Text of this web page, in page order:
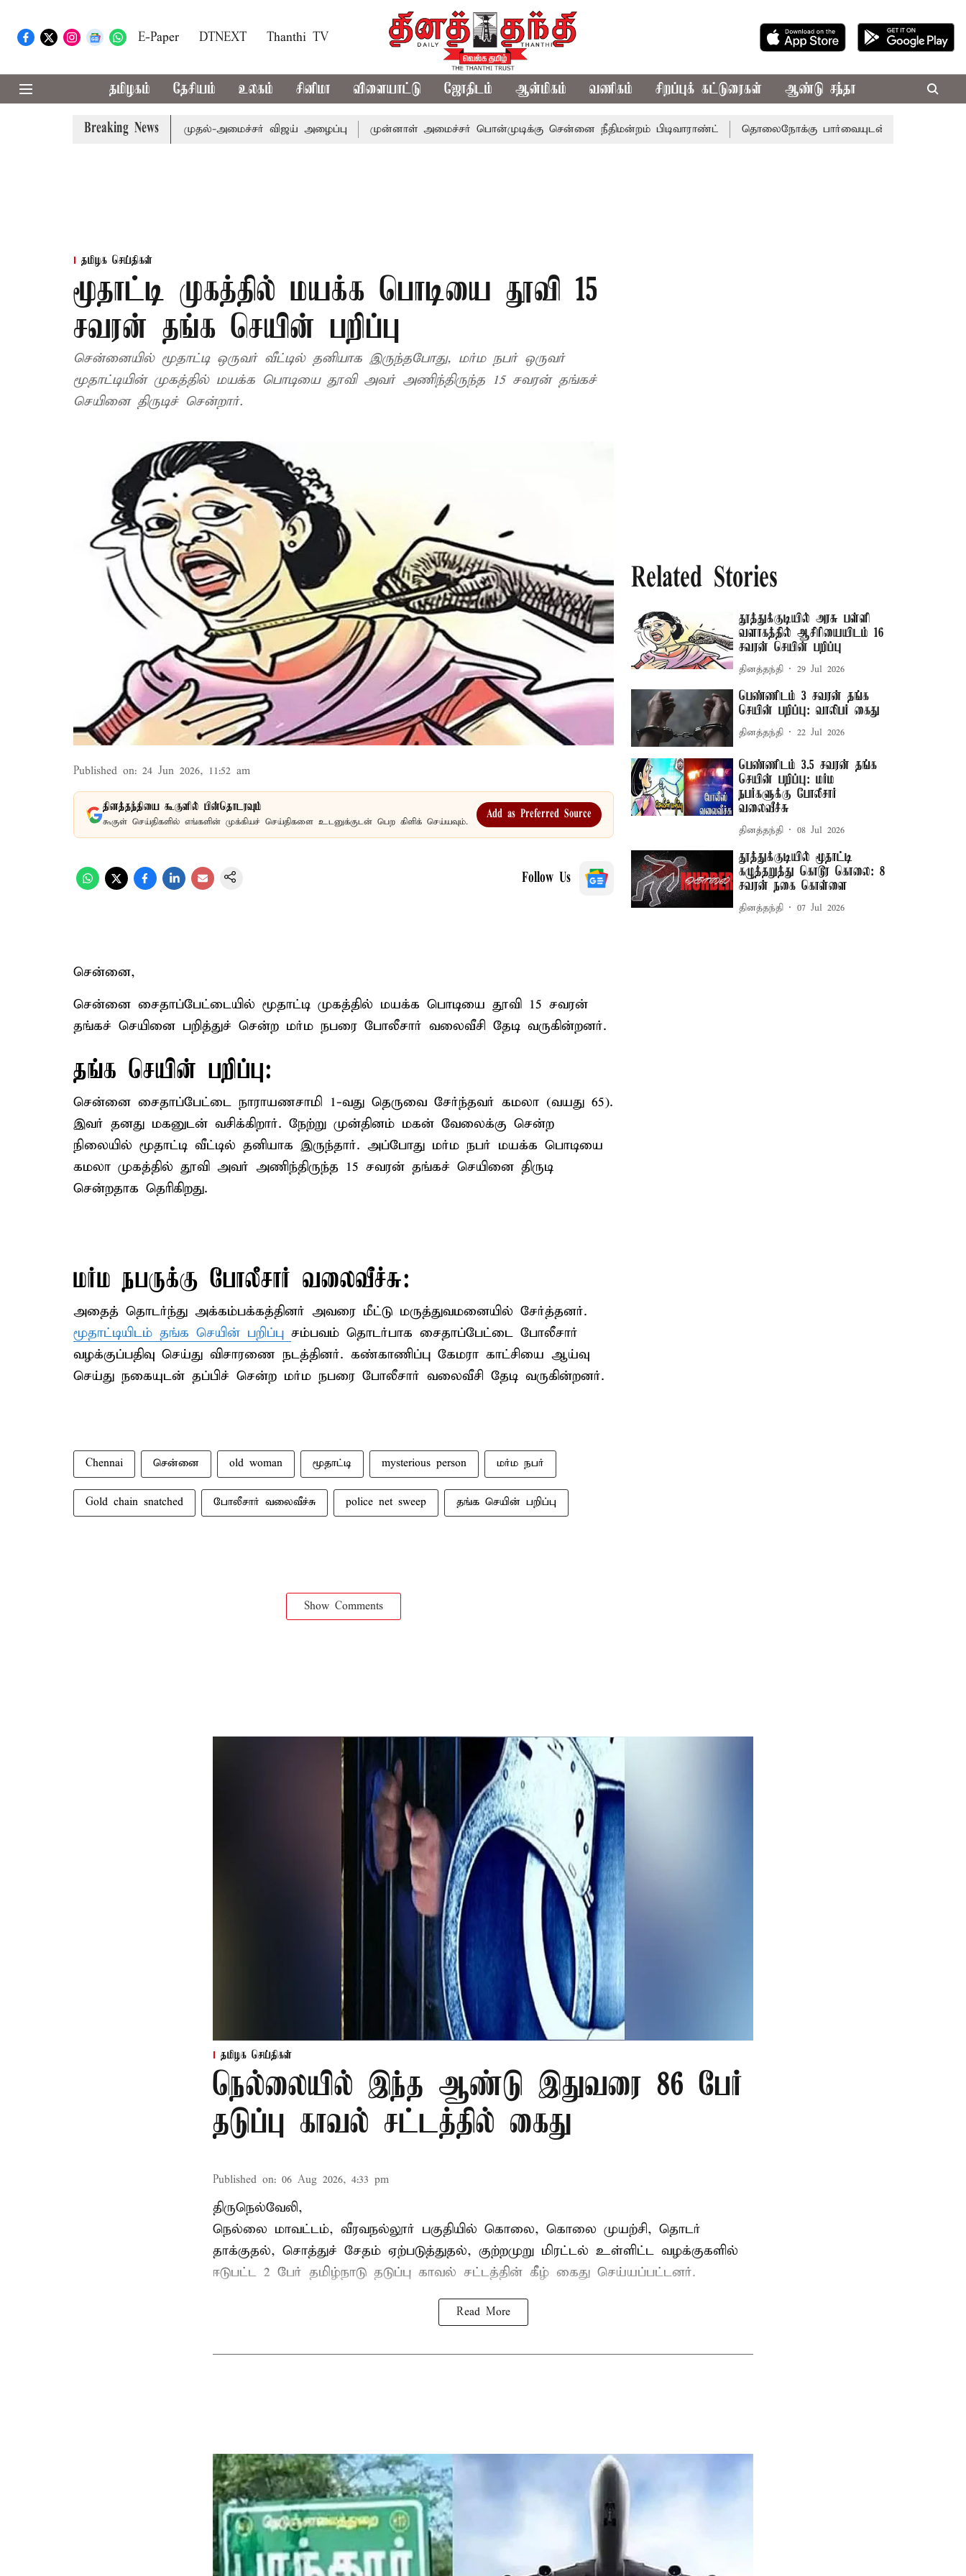
E-Paper DTNEXT Thanthi TV
தமிழகம் தேசியம் உலகம் சினிமா விளையாட்டு ஜோதிடம் ஆன்மிகம் வணிகம் சிறப்புக் கட்டுரைகள் ஆண்டு சந்தா
Breaking News
எம்.பி.க்கள் கூட்டத்துக்கு முதல்-அமைச்சர் விஜய் அழைப்பு முன்னாள் அமைச்சர் பொன்முடிக்கு சென்னை நீதிமன்றம் பிடிவாராண்ட் தொலைநோக்கு பார்வையுடன் கூடிய வேளாண்
தமிழக செய்திகள்
மூதாட்டி முகத்தில் மயக்க பொடியை தூவி 15
சவரன் தங்க செயின் பறிப்பு
சென்னையில் மூதாட்டி ஒருவர் வீட்டில் தனியாக இருந்தபோது, மர்ம நபர் ஒருவர்
மூதாட்டியின் முகத்தில் மயக்க பொடியை தூவி அவர் அணிந்திருந்த 15 சவரன் தங்கச்
செயினை திருடிச் சென்றார்.
Published on: 24 Jun 2026, 11:52 am
தினத்தந்தியை கூகுளில் பின்தொடரவும்
கூகுள் செய்திகளில் எங்களின் முக்கியச் செய்திகளை உடனுக்குடன் பெற கிளிக் செய்யவும்.
Add as Preferred Source
Follow Us
சென்னை,
சென்னை சைதாப்பேட்டையில் மூதாட்டி முகத்தில் மயக்க பொடியை தூவி 15 சவரன்
தங்கச் செயினை பறித்துச் சென்ற மர்ம நபரை போலீசார் வலைவீசி தேடி வருகின்றனர்.
தங்க செயின் பறிப்பு:
சென்னை சைதாப்பேட்டை நாராயணசாமி 1-வது தெருவை சேர்ந்தவர் கமலா (வயது 65).
இவர் தனது மகனுடன் வசிக்கிறார். நேற்று முன்தினம் மகன் வேலைக்கு சென்ற
நிலையில் மூதாட்டி வீட்டில் தனியாக இருந்தார். அப்போது மர்ம நபர் மயக்க பொடியை
கமலா முகத்தில் தூவி அவர் அணிந்திருந்த 15 சவரன் தங்கச் செயினை திருடி
சென்றதாக தெரிகிறது.
மர்ம நபருக்கு போலீசார் வலைவீச்சு:
அதைத் தொடர்ந்து அக்கம்பக்கத்தினர் அவரை மீட்டு மருத்துவமனையில் சேர்த்தனர்.
மூதாட்டியிடம் தங்க செயின் பறிப்பு சம்பவம் தொடர்பாக சைதாப்பேட்டை போலீசார்
வழக்குப்பதிவு செய்து விசாரணை நடத்தினர். கண்காணிப்பு கேமரா காட்சியை ஆய்வு
செய்து நகையுடன் தப்பிச் சென்ற மர்ம நபரை போலீசார் வலைவீசி தேடி வருகின்றனர்.
Chennai சென்னை old woman மூதாட்டி mysterious person மர்ம நபர்
Gold chain snatched போலீசார் வலைவீச்சு police net sweep தங்க செயின் பறிப்பு
Show Comments
Related Stories
தூத்துக்குடியில் அரசு பள்ளி
வளாகத்தில் ஆசிரியையிடம் 16
சவரன் செயின் பறிப்பு
தினத்தந்தி 29 Jul 2026
பெண்ணிடம் 3 சவரன் தங்க
செயின் பறிப்பு: வாலிபர் கைது
தினத்தந்தி 22 Jul 2026
பெண்ணிடம் 3.5 சவரன் தங்க
செயின் பறிப்பு: மர்ம
நபர்களுக்கு போலீசார்
வலைவீச்சு
தினத்தந்தி 08 Jul 2026
தூத்துக்குடியில் மூதாட்டி
கழுத்தறுத்து கொடூர கொலை: 8
சவரன் நகை கொள்ளை
தினத்தந்தி 07 Jul 2026
தமிழக செய்திகள்
நெல்லையில் இந்த ஆண்டு இதுவரை 86 பேர்
தடுப்பு காவல் சட்டத்தில் கைது
Published on: 06 Aug 2026, 4:33 pm
திருநெல்வேலி,
நெல்லை மாவட்டம், வீரவநல்லூர் பகுதியில் கொலை, கொலை முயற்சி, தொடர்
தாக்குதல், சொத்துச் சேதம் ஏற்படுத்துதல், குற்றமுறு மிரட்டல் உள்ளிட்ட வழக்குகளில்
ஈடுபட்ட 2 பேர் தமிழ்நாடு தடுப்பு காவல் சட்டத்தின் கீழ் கைது செய்யப்பட்டனர்.
Read More